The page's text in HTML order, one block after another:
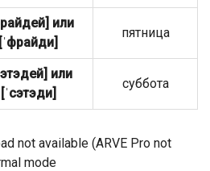
или
[ˈфрайди]
пятница
или
[ˈсэтэди]
суббота
not available (ARVE Pro not
mode